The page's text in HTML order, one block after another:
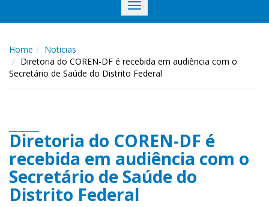
Toggle
navigation
Home
Noticias
Diretoria do COREN-DF é recebida em audiência com o
Secretário de Saúde do Distrito Federal
Diretoria do COREN-DF é
recebida em audiência com o
Secretário de Saúde do
Distrito Federal